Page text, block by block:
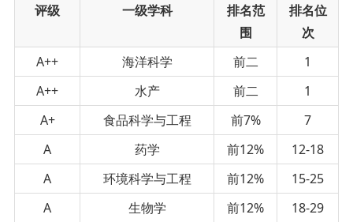
评级
一级学科
排名范
围
排名位
次
A++
海洋科学 前二
1
A++
水产 前二
1
A+
食品科学与工程 前7%
7
A
药学 前12%
12-18
A
环境科学与工程 前12%
15-25
A
生物学 前12%
18-29